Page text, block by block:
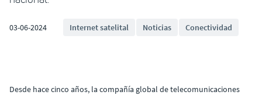
03-06-2024 Internet satelital Noticias Conectividad
Desde hace cinco años, la compañía global de telecomunicaciones